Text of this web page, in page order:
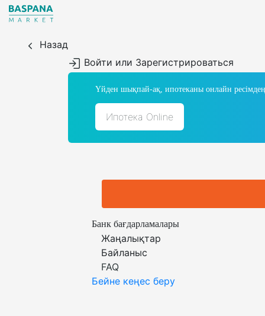
Назад
Войти или Зарегистрироваться
Үйден шықпай-ақ, ипотеканы онлайн
Ипотека Online
Банк бағдарламалары
Жаңалықтар
Байланыс
FAQ
Бейне кеңес беру